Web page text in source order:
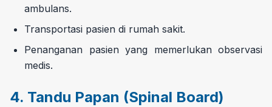
ambulans.
Transportasi pasien di rumah sakit.
Penanganan pasien yang memerlukan observasi
medis.
4. Tandu Papan (Spinal Board)